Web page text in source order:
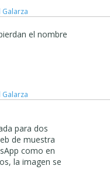
Galarza
el nombre
Galarza
para dos
de muestra
como en
la imagen se